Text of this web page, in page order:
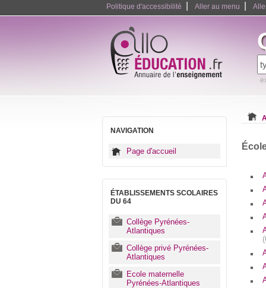
Politique d'accessibilité Aller au menu
NAVIGATION
Page d'accueil
ÉTABLISSEMENTS SCOLAIRES
DU 64
Collège Pyrénées-
Atlantiques
Collège privé Pyrénées-
Atlantiques
Ecole maternelle
Pyrénées-Atlantiques